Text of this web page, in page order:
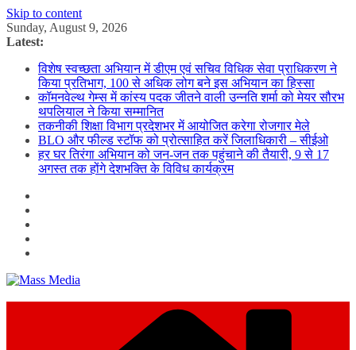
Skip to content
Sunday, August 9, 2026
Latest:
विशेष स्वच्छता अभियान में डीएम एवं सचिव विधिक सेवा प्राधिकरण ने
किया प्रतिभाग, 100 से अधिक लोग बने इस अभियान का हिस्सा
कॉमनवेल्थ गेम्स में कांस्य पदक जीतने वाली उन्नति शर्मा को मेयर सौरभ
थपलियाल ने किया सम्मानित
तकनीकी शिक्षा विभाग प्रदेशभर में आयोजित करेगा रोजगार मेले
BLO और फील्ड स्टॉफ को प्रोत्साहित करें जिलाधिकारी – सीईओ
हर घर तिरंगा अभियान को जन-जन तक पहुंचाने की तैयारी, 9 से 17
अगस्त तक होंगे देशभक्ति के विविध कार्यक्रम